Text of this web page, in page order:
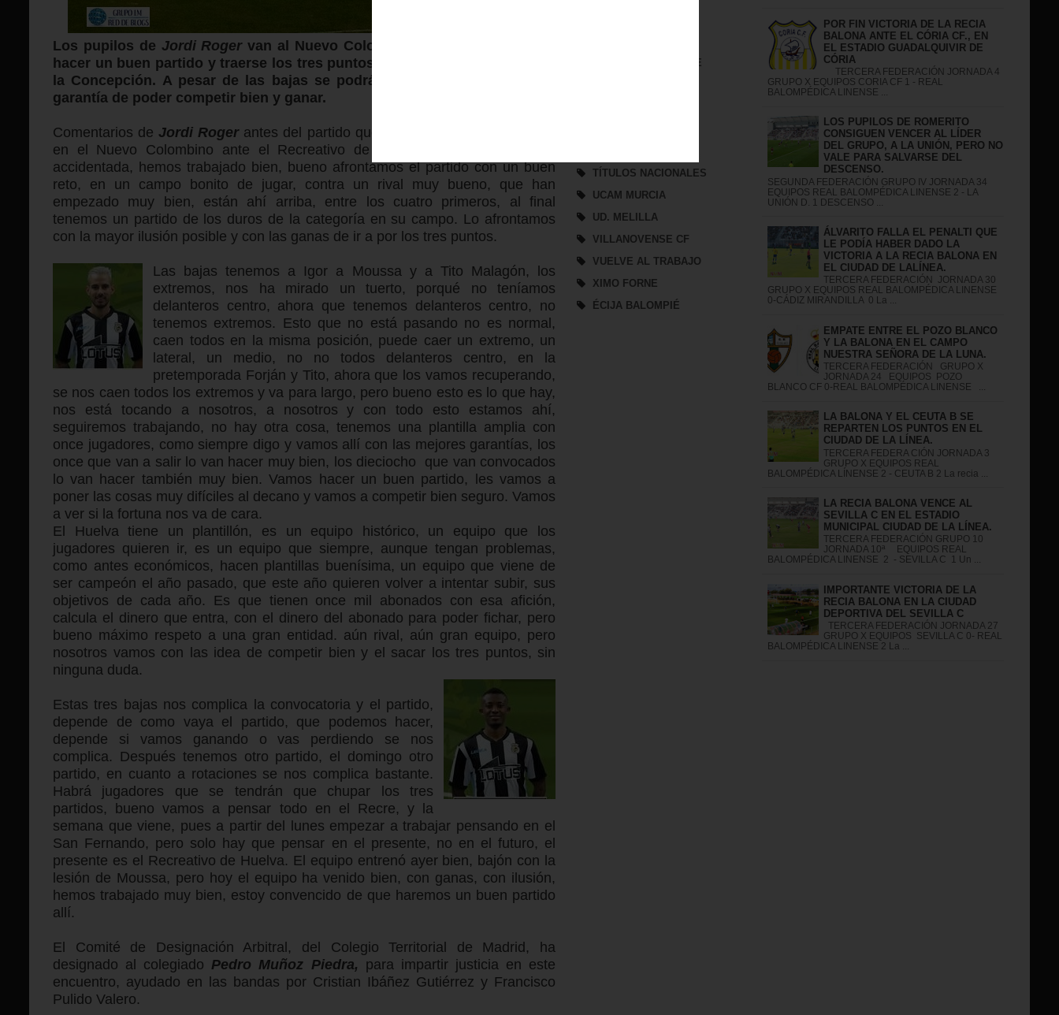
SAN ROQUE DE LEPE
TÍTULOS NACIONALES
UCAM MURCIA
UD. MELILLA
VILLANOVENSE CF
VUELVE AL TRABAJO
XIMO FORNE
ÉCIJA BALOMPIÉ
Los pupilos de Jordi Rogervan al Nuevo Colombino con la intención de
hacer un buen partido y traerse los tres puntos en juego para La Línea de
la Concepción. A pesar de las bajas se podrá presentar un equipo con
garantía de poder competir bien y ganar.
Comentarios de Jordi Rogerantes del partido que su equipo tendrá que jugar
en el Nuevo Colombino ante el Recreativo de Huelva; "Semana un poco
accidentada, hemos trabajado bien, bueno afrontamos el partido con un buen
reto, en un campo bonito de jugar, contra un rival muy bueno, que han
empezado muy bien, están ahí arriba, entre los cuatro primeros, al final
tenemos un partido de los duros de la categoría en su campo. Lo afrontamos
con la mayor ilusión posible y con las ganas de ir a por los tres puntos.
Las bajas tenemos a Igor a Moussa y a Tito Malagón, los
extremos, nos ha mirado un tuerto, porqué no teníamos
delanteros centro, ahora que tenemos delanteros centro, no
tenemos extremos. Esto que no está pasando no es normal,
caen todos en la misma posición, puede caer un extremo, un
lateral, un medio, no no todos delanteros centro, en la
pretemporada Forján y Tito, ahora que los vamos recuperando,
se nos caen todos los extremos y va para largo, pero bueno esto es lo que hay,
nos está tocando a nosotros, a nosotros y con todo esto estamos ahí,
seguiremos trabajando, no hay otra cosa, tenemos una plantilla amplia con
once jugadores, como siempre digo y vamos allí con las mejores garantías, los
once que van a salir lo van hacer muy bien, los dieciocho que van convocados
lo van hacer también muy bien. Vamos hacer un buen partido, les vamos a
poner las cosas muy difíciles al decano y vamos a competir bien seguro. Vamos
a ver si la fortuna nos va de cara.
El Huelva tiene un plantillón, es un equipo histórico, un equipo que los
jugadores quieren ir, es un equipo que siempre, aunque tengan problemas,
como antes económicos, hacen plantillas buenísima, un equipo que viene de
ser campeón el año pasado, que este año quieren volver a intentar subir, sus
objetivos de cada año. Es que tienen once mil abonados con esa afición,
calcula el dinero que entra, con el dinero del abonado para poder fichar, pero
bueno máximo respeto a una gran entidad. aún rival, aún gran equipo, pero
nosotros vamos con las idea de competir bien y el sacar los tres puntos, sin
ninguna duda.
Estas tres bajas nos complica la convocatoria y el partido,
depende de como vaya el partido, que podemos hacer,
depende si vamos ganando o vas perdiendo se nos
complica. Después tenemos otro partido, el domingo otro
partido, en cuanto a rotaciones se nos complica bastante.
Habrá jugadores que se tendrán que chupar los tres
partidos, bueno vamos a pensar todo en el Recre, y la
semana que viene, pues a partir del lunes empezar a trabajar pensando en el
San Fernando, pero solo hay que pensar en el presente, no en el futuro, el
presente es el Recreativo de Huelva. El equipo entrenó ayer bien, bajón con la
lesión de Moussa, pero hoy el equipo ha venido bien, con ganas, con ilusión,
hemos trabajado muy bien, estoy convencido de que haremos un buen partido
allí.
El Comité de Designación Arbitral, del Colegio Territorial de Madrid, ha
designado al colegiado Pedro Muñoz Piedra, para impartir justicia en este
encuentro, ayudado en las bandas por Cristian Ibáñez Gutiérrez y Francisco
Pulido Valero.
POR FIN VICTORIA DE LA RECIA
BALONA ANTE EL CÓRIA CF., EN
EL ESTADIO GUADALQUIVIR DE
CÓRIA
TERCERA FEDERACIÓN JORNADA 4
GRUPO X EQUIPOS CORIA CF 1 - REAL
BALOMPÉDICA LINENSE ...
LOS PUPILOS DE ROMERITO
CONSIGUEN VENCER AL LÍDER
DEL GRUPO, A LA UNIÓN, PERO NO
VALE PARA SALVARSE DEL
DESCENSO.
SEGUNDA FEDERACIÓN GRUPO IV JORNADA 34
EQUIPOS REAL BALOMPÉDICA LINENSE 2 - LA
UNIÓN D. 1 DESCENSO ...
ÁLVARITO FALLA EL PENALTI QUE
LE PODÍA HABER DADO LA
VICTORIA A LA RECIA BALONA EN
EL CIUDAD DE LALÍNEA.
TERCERA FEDERACIÓN JORNADA 30
GRUPO X EQUIPOS REAL BALOMPÉDICA LINENSE
0-CÁDIZ MIRANDILLA 0 La ...
EMPATE ENTRE EL POZO BLANCO
Y LA BALONA EN EL CAMPO
NUESTRA SEÑORA DE LA LUNA.
TERCERA FEDERACIÓN GRUPO X
JORNADA 24 EQUIPOS POZO
BLANCO CF 0-REAL BALOMPÉDICA LINENSE ...
LA BALONA Y EL CEUTA B SE
REPARTEN LOS PUNTOS EN EL
CIUDAD DE LA LÍNEA.
TERCERA FEDERA CIÓN JORNADA 3
GRUPO X EQUIPOS REAL
BALOMPÉDICA LÍNENSE 2 - CEUTA B 2 La recia ...
LA RECIA BALONA VENCE AL
SEVILLA C EN EL ESTADIO
MUNICIPAL CIUDAD DE LA LÍNEA.
TERCERA FEDERACIÓN GRUPO 10
JORNADA 10ª EQUIPOS REAL
BALOMPÉDICA LINENSE 2 - SEVILLA C 1 Un ...
IMPORTANTE VICTORIA DE LA
RECIA BALONA EN LA CIUDAD
DEPORTIVA DEL SEVILLA C
TERCERA FEDERACIÓN JORNADA 27
GRUPO X EQUIPOS SEVILLA C 0- REAL
BALOMPÉDICA LINENSE 2 La ...